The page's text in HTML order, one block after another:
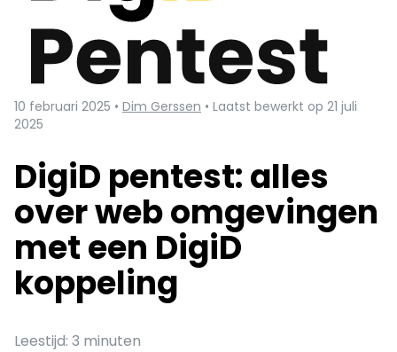
10 februari 2025 • Dim Gerssen • Laatst bewerkt op 21 juli
2025
DigiD pentest: alles
over web omgevingen
met een DigiD
koppeling
Leestijd: 3 minuten